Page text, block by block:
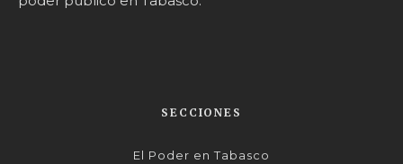
SECCIONES
El Poder en Tabasco